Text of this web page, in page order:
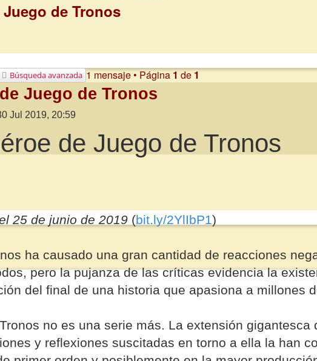
de Tronos
Búsqueda avanzada 1 mensaje • Página 1 de 1
Juego de Tronos
Jul 2019, 20:59
de Juego de Tronos
25 de junio de 2019 (bit.ly/2YlIbP1)
ha causado una gran cantidad de reacciones
pero la pujanza de las críticas evidencia la
del final de una historia que apasiona a millones
no es una serie más. La extensión gigantesca
y reflexiones suscitadas en torno a ella la han